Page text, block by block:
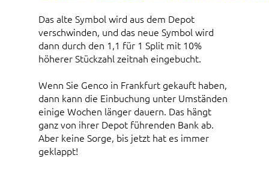
Das alte Symbol wird aus dem Depot
verschwinden, und das neue Symbol wird
dann durch den 1,1 für 1 Split mit 10%
höherer Stückzahl zeitnah eingebucht.
Wenn Sie Genco in Frankfurt gekauft haben,
dann kann die Einbuchung unter Umständen
einige Wochen länger dauern. Das hängt
ganz von ihrer Depot führenden Bank ab.
Aber keine Sorge, bis jetzt hat es immer
geklappt!